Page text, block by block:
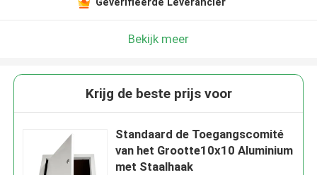
Bekijk meer
Krijg de beste prijs voor
Standaard de Toegangscomité
van het Grootte10x10 Aluminium
met Staalhaak